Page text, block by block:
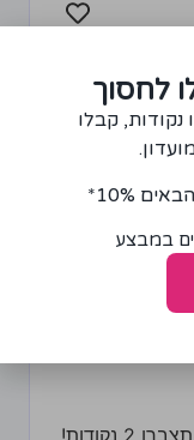
לחסוך
נקודות, קבלו
10%*
במבצע